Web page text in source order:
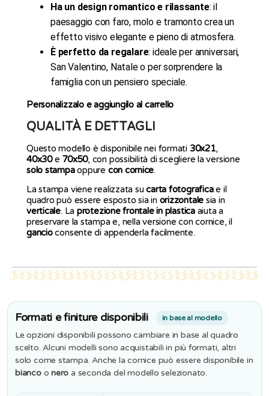
Ha un design romantico e rilassante: il
paesaggio con faro, molo e tramonto crea un
effetto visivo elegante e pieno di atmosfera.
È perfetto da regalare: ideale per anniversari,
San Valentino, Natale o per sorprendere la
famiglia con un pensiero speciale.
Personalizzalo e aggiungilo al carrello
QUALITÀ E DETTAGLI
Questo modello è disponibile nei formati 30x21,
40x30e 70x50, con possibilità di scegliere la versione
solo stampaoppure con cornice.
La stampa viene realizzata sucarta fotograficae il
quadro può essere esposto sia in orizzontale sia in
verticale. La protezione frontale in plasticaaiuta a
preservare la stampa e, nella versione con cornice, il
gancioconsente di appenderla facilmente.
Formati e finiture disponibili in base al modello
Le opzioni disponibili possono cambiare in base al quadro
scelto. Alcuni modelli sono acquistabili in più formati, altri
solo come stampa. Anche la cornice può essere disponibile in
biancoonero a seconda del modello selezionato.